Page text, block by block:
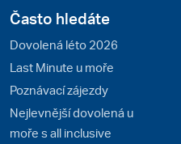
Často hledáte
Dovolená léto 2026
Last Minute u moře
Poznávací zájezdy
Nejlevnější dovolená u
moře s all inclusive